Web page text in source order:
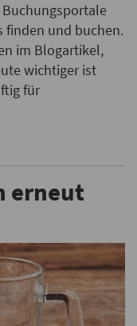
Buchungsportale
finden und buchen.
im Blogartikel,
wichtiger ist
für
erneut